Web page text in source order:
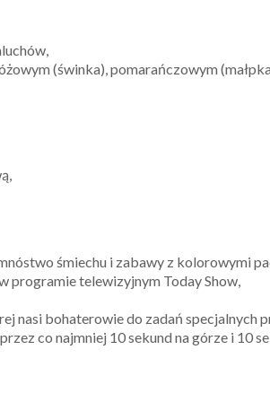
(świnka), pomarańczowym
śmiechu i zabawy z kolorowymi
programie telewizyjnym Today Show,
nasi bohaterowie do zadań specjalnych
co najmniej 10 sekund na górze i 10